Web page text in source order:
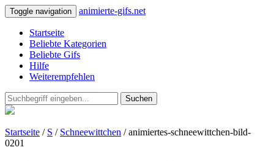
Toggle navigation animierte-gifs.net
Startseite
Beliebte Kategorien
Beliebte Gifs
Hilfe
Weiterempfehlen
Suchen
Startseite / S / Schneewittchen / animiertes-schneewittchen-bild-
0201